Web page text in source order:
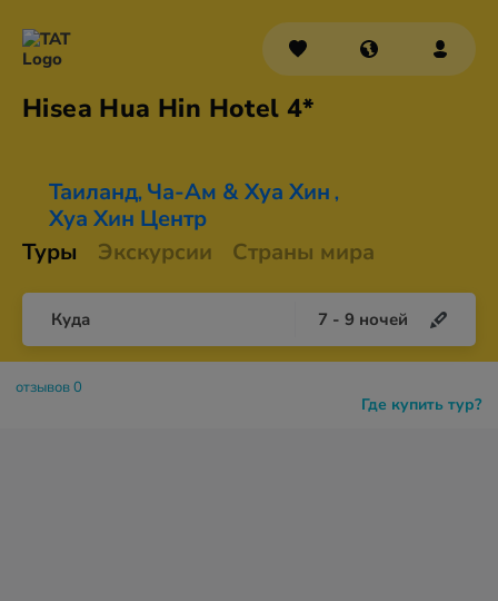
Hisea Hua Hin Hotel 4*
Таиланд, Ча-Ам & Хуа Хин ,
Хуа Хин Центр
Туры
Экскурсии Страны мира
Куда 7 - 9 ночей
Где купить тур?
отзывов 0